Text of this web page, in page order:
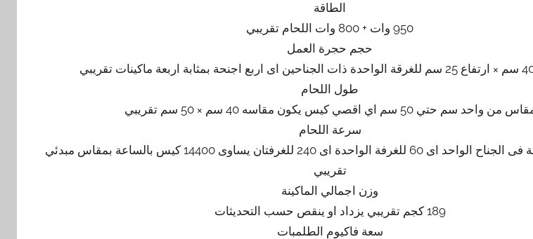
الطاقة
950 وات + 800 وات اللحام تقريبي
حجم حجرة العمل
طول اللحام
من واحد سم حتي 50 سم اي اقصي كيس يكون مقاسه 40 سم × 50 سم تقريبي
سرعة اللحام
30 ضغطة بالدقيقة فى الجناح الواحد اى 60 للغرفة الواحدة اى 240 للغرفتان يساوى 14400 كيس بالساعة بمقاس مبدئي
تقريبي
وزن اجمالي الماكينة
189 كجم تقريبي يزداد او ينقص حسب التحديثات
سعة فاكيوم الطلمبات